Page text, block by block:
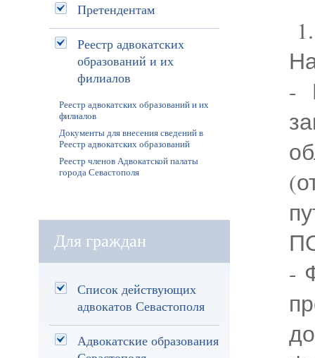
-
-
Претендентам
Реестр адвокатских
образований и их
филиалов
Реестр адвокатских образований и их
филиалов
Документы для внесения сведений в
Реестр адвокатских образований
Реестр членов Адвокатской палаты
города Севастополя
Для граждан
Список действующих
адвокатов Севастополя
Адвокатские образования